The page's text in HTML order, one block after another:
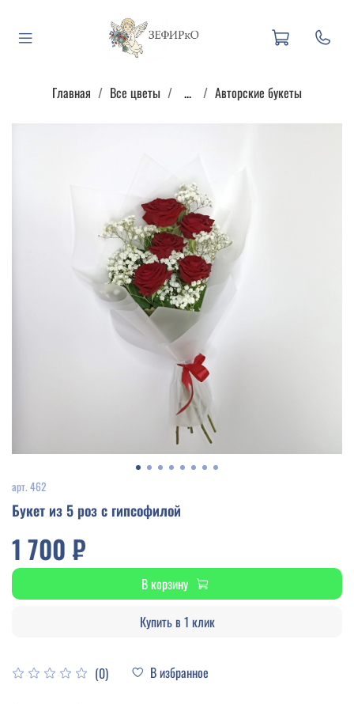
Главная Все цветы ... Авторские букеты
арт. 462
Букет из 5 роз с гипсофилой
(0) В избранное
1 700 ₽
В корзину
Купить в 1 клик